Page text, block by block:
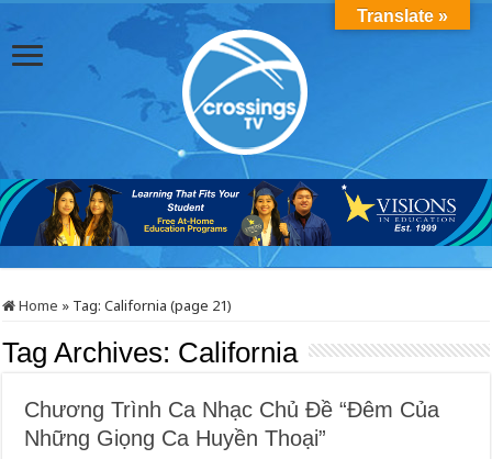
Home » Tag:California (page 21)
Tag Archives: California
Chương Trình Ca Nhạc Chủ Đề “Đêm Của
Những Giọng Ca Huyền Thoại”
Translate »